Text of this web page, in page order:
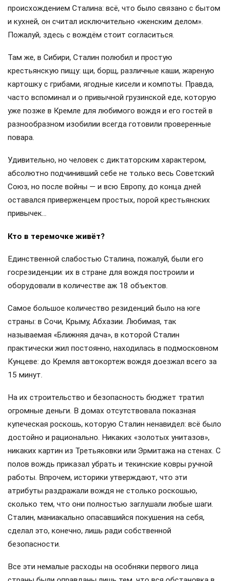
происхождением Сталина: всё, что было связано с бытом
и кухней, он считал исключительно «женским делом».
Пожалуй, здесь с вождём стоит согласиться.
Там же, в Сибири, Сталин полюбил и простую
крестьянскую пищу: щи, борщ, различные каши, жареную
картошку с грибами, ягодные кисели и компоты. Правда,
часто вспоминал и о привычной грузинской еде, которую
уже позже в Кремле для любимого вождя и его гостей в
разнообразном изобилии всегда готовили проверенные
повара.
Удивительно, но человек с диктаторским характером,
абсолютно подчинивший себе не только весь Советский
Союз, но после войны — и всю Европу, до конца дней
оставался приверженцем простых, порой крестьянских
привычек…
Кто в теремочке живёт?
Единственной слабостью Сталина, пожалуй, были его
госрезиденции: их в стране для вождя построили и
оборудовали в количестве аж 18 объектов.
Самое большое количество резиденций было на юге
страны: в Сочи, Крыму, Абхазии. Любимая, так
называемая «Ближняя дача», в которой Сталин
практически жил постоянно, находилась в подмосковном
Кунцеве: до Кремля автокортеж вождя доезжал всего за
15 минут.
На их строительство и безопасность бюджет тратил
огромные деньги. В домах отсутствовала показная
купеческая роскошь, которую Сталин ненавидел: всё было
достойно и рационально. Никаких «золотых унитазов»,
никаких картин из Третьяковки или Эрмитажа на стенах. С
полов вождь приказал убрать и текинские ковры ручной
работы. Впрочем, историки утверждают, что эти
атрибуты раздражали вождя не столько роскошью,
сколько тем, что они полностью заглушали любые шаги.
Сталин, маниакально опасавшийся покушения на себя,
сделал это, конечно, лишь ради собственной
безопасности.
Все эти немалые расходы на особняки первого лица